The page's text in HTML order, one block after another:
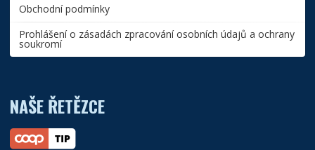
Obchodní podmínky
Prohlášení o zásadách zpracování osobních údajů a ochrany
soukromí
NAŠE ŘETĚZCE